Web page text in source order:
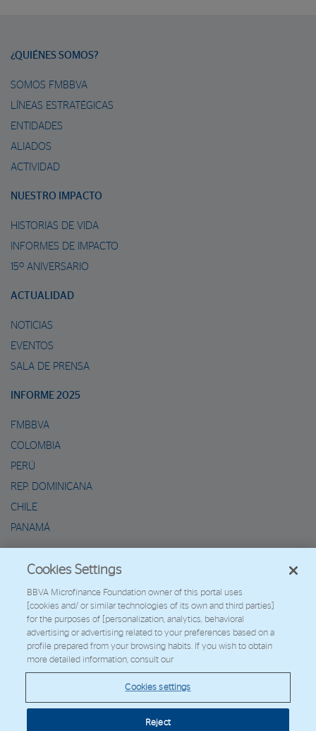
¿QUIÉNES SOMOS?
SOMOS FMBBVA
LÍNEAS ESTRATÉGICAS
ENTIDADES
ALIADOS
ACTIVIDAD
NUESTRO IMPACTO
HISTORIAS DE VIDA
INFORMES DE IMPACTO
15º ANIVERSARIO
ACTUALIDAD
NOTICIAS
EVENTOS
SALA DE PRENSA
INFORME 2025
FMBBVA
COLOMBIA
PERÚ
REP. DOMINICANA
CHILE
PANAMÁ
2026 - Fundación Microfinanzas BBVA
Trabaja con nosotros
© Copyright 2026 - FMBBVA.
Cookies Settings
BBVA Microfinance Foundation owner of this portal uses
[cookies and/ or similar technologies of its own and third parties]
for the purposes of [personalization, analytics, behavioral
advertising or advertising related to your preferences based on a
profile prepared from your browsing habits. If you wish to obtain
more detailed information, consult our
Cookies settings
Reject